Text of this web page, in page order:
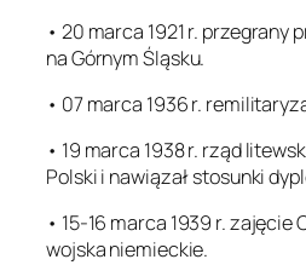
• 20 marca 1921 r. przegrany
na Górnym Śląsku.
• 07 marca 1936 r.
• 19 marca 1938 r. rząd
Polski i nawiązał stosunki
• 15-16 marca 1939 r. zajęcie
wojska niemieckie.